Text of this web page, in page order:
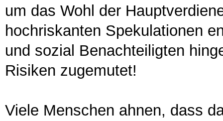
um das Wohl der
hochriskanten Spekulationen
und sozial Benachteiligten
Risiken zugemutet!
Viele Menschen ahnen, dass